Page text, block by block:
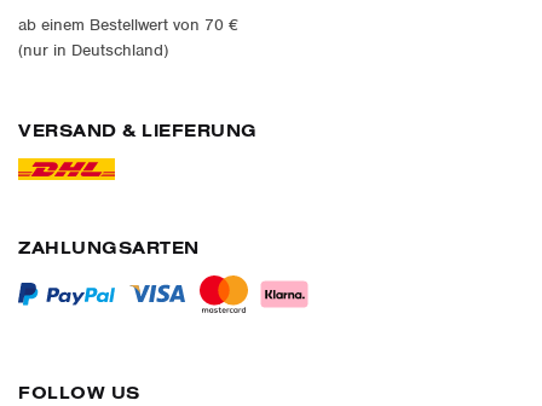
ab einem Bestellwert von 70 €
(nur in Deutschland)
VERSAND & LIEFERUNG
ZAHLUNGSARTEN
FOLLOW US